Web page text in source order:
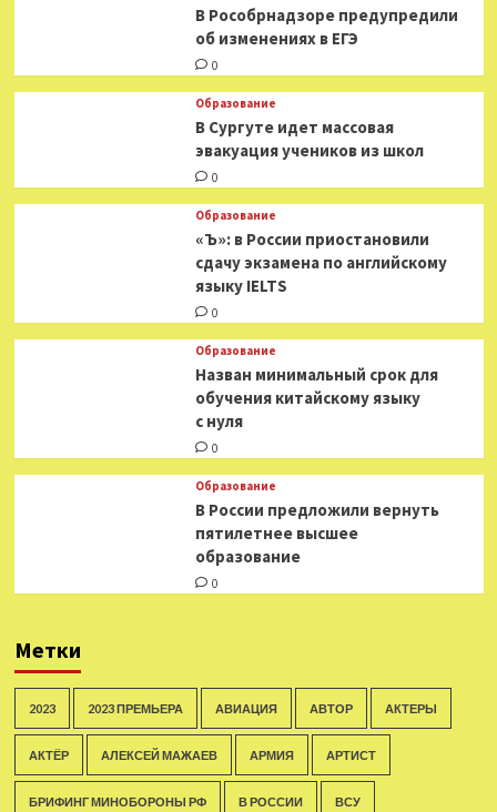
В Рособрнадзоре предупредили
об изменениях в ЕГЭ
0
Образование
В Сургуте идет массовая
эвакуация учеников из школ
0
Образование
«Ъ»: в России приостановили
сдачу экзамена по английскому
языку IELTS
0
Образование
Назван минимальный срок для
обучения китайскому языку
с нуля
0
Образование
В России предложили вернуть
пятилетнее высшее
образование
0
Метки
2023 2023 ПРЕМЬЕРА АВИАЦИЯ АВТОР АКТЕРЫ
АКТЁР АЛЕКСЕЙ МАЖАЕВ АРМИЯ АРТИСТ
БРИФИНГ МИНОБОРОНЫ РФ В РОССИИ ВСУ